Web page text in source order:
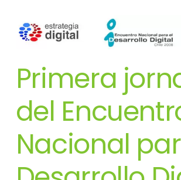
Primera
del
Nacional